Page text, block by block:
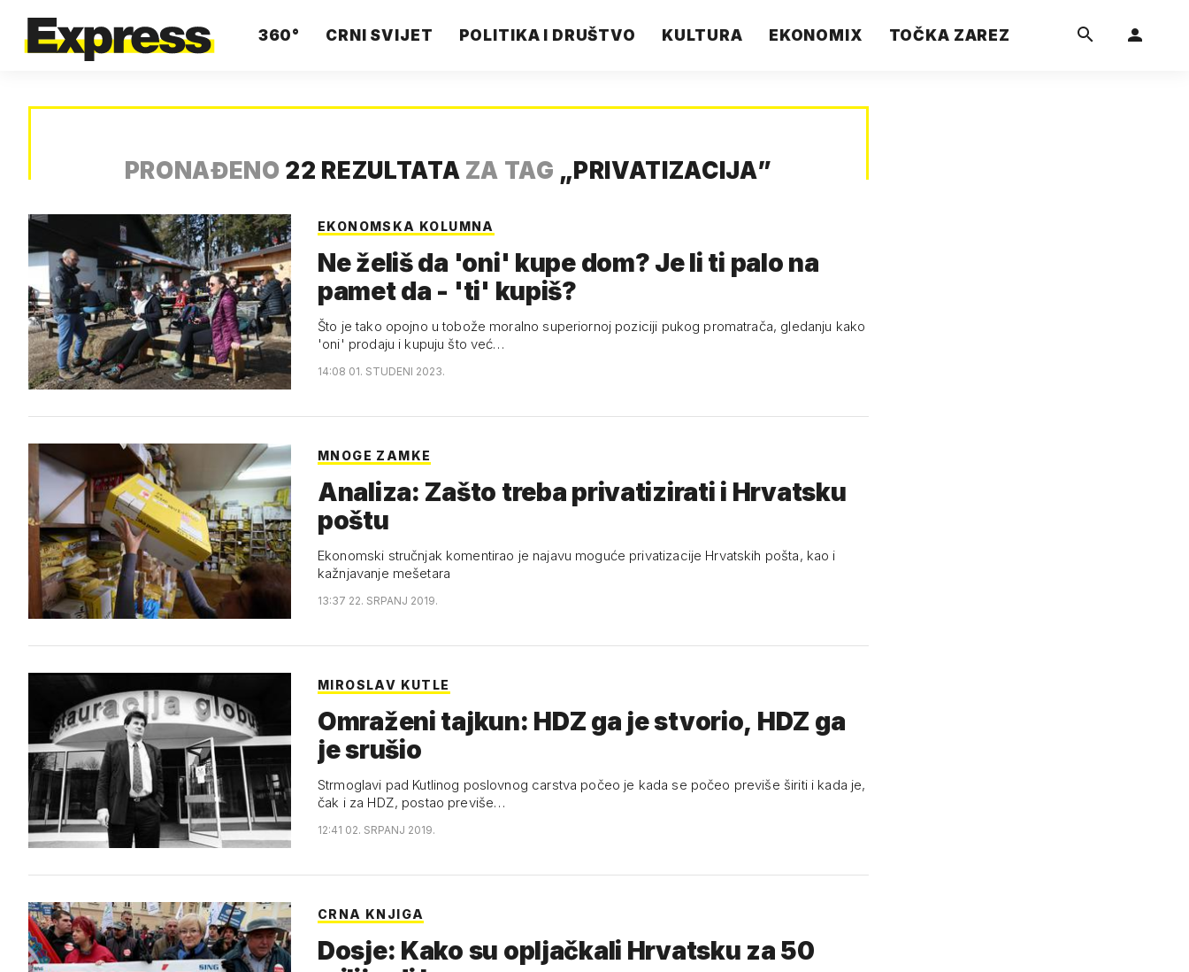
360° CRNI SVIJET POLITIKA I DRUŠTVO KULTURA EKONOMIX TOČKA ZAREZ
PRONAĐENO 22 REZULTATA ZA TAG „PRIVATIZACIJA”
EKONOMSKA KOLUMNA
Ne želiš da 'oni' kupe dom? Je li ti palo na
pamet da - 'ti' kupiš?
Što je tako opojno u tobože moralno superiornoj poziciji pukog promatrača, gledanju kako
'oni' prodaju i kupuju što već…
14:08 01. STUDENI 2023.
MNOGE ZAMKE
Analiza: Zašto treba privatizirati i Hrvatsku
poštu
Ekonomski stručnjak komentirao je najavu moguće privatizacije Hrvatskih pošta, kao i
kažnjavanje mešetara
13:37 22. SRPANJ 2019.
MIROSLAV KUTLE
Omraženi tajkun: HDZ ga je stvorio, HDZ ga
je srušio
Strmoglavi pad Kutlinog poslovnog carstva počeo je kada se počeo previše širiti i kada je,
čak i za HDZ, postao previše…
12:41 02. SRPANJ 2019.
CRNA KNJIGA
Dosje: Kako su opljačkali Hrvatsku za 50